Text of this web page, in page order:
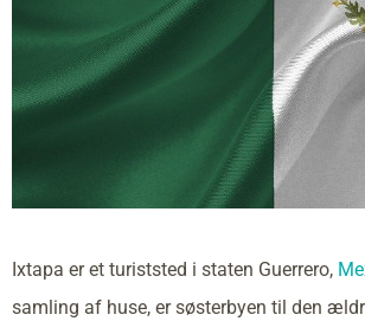
Ixtapa er et turiststed i staten Guerrero,
samling af huse, er søsterbyen til den